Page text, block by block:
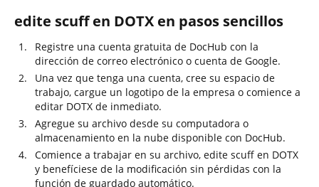
edite scuff en DOTX en pasos sencillos
Registre una cuenta gratuita de DocHub con la
dirección de correo electrónico o cuenta de Google.
Una vez que tenga una cuenta, cree su espacio de
trabajo, cargue un logotipo de la empresa o comience a
editar DOTX de inmediato.
Agregue su archivo desde su computadora o
almacenamiento en la nube disponible con DocHub.
Comience a trabajar en su archivo, edite scuff en DOTX
y benefíciese de la modificación sin pérdidas con la
función de guardado automático.